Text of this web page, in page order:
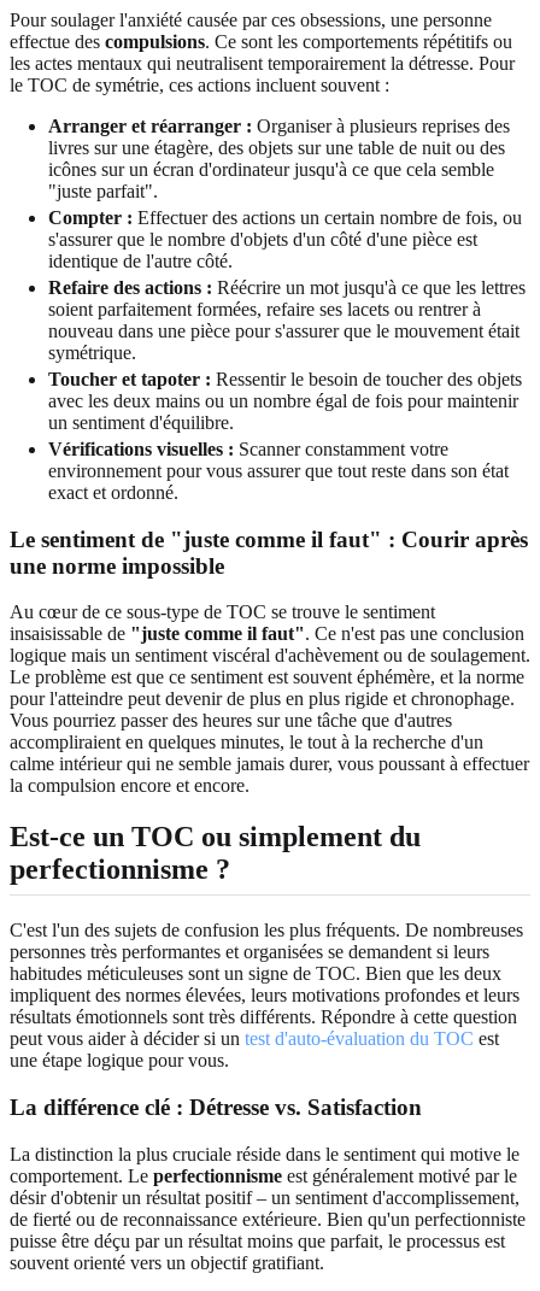
Pour soulager l'anxiété causée par ces obsessions, une personne
effectue des compulsions. Ce sont les comportements répétitifs ou
les actes mentaux qui neutralisent temporairement la détresse. Pour
le TOC de symétrie, ces actions incluent souvent :
Arranger et réarranger : Organiser à plusieurs reprises des
livres sur une étagère, des objets sur une table de nuit ou des
icônes sur un écran d'ordinateur jusqu'à ce que cela semble
"juste parfait".
Compter : Effectuer des actions un certain nombre de fois, ou
s'assurer que le nombre d'objets d'un côté d'une pièce est
identique de l'autre côté.
Refaire des actions : Réécrire un mot jusqu'à ce que les lettres
soient parfaitement formées, refaire ses lacets ou rentrer à
nouveau dans une pièce pour s'assurer que le mouvement était
symétrique.
Toucher et tapoter : Ressentir le besoin de toucher des objets
avec les deux mains ou un nombre égal de fois pour maintenir
un sentiment d'équilibre.
Vérifications visuelles : Scanner constamment votre
environnement pour vous assurer que tout reste dans son état
exact et ordonné.
Le sentiment de "juste comme il faut" : Courir après
une norme impossible
Au cœur de ce sous-type de TOC se trouve le sentiment
insaisissable de "juste comme il faut". Ce n'est pas une conclusion
logique mais un sentiment viscéral d'achèvement ou de soulagement.
Le problème est que ce sentiment est souvent éphémère, et la norme
pour l'atteindre peut devenir de plus en plus rigide et chronophage.
Vous pourriez passer des heures sur une tâche que d'autres
accompliraient en quelques minutes, le tout à la recherche d'un
calme intérieur qui ne semble jamais durer, vous poussant à effectuer
la compulsion encore et encore.
Est-ce un TOC ou simplement du
perfectionnisme ?
C'est l'un des sujets de confusion les plus fréquents. De nombreuses
personnes très performantes et organisées se demandent si leurs
habitudes méticuleuses sont un signe de TOC. Bien que les deux
impliquent des normes élevées, leurs motivations profondes et leurs
résultats émotionnels sont très différents. Répondre à cette question
peut vous aider à décider si un test d'auto-évaluation du TOC est
une étape logique pour vous.
La différence clé : Détresse vs. Satisfaction
La distinction la plus cruciale réside dans le sentiment qui motive le
comportement. Le perfectionnisme est généralement motivé par le
désir d'obtenir un résultat positif – un sentiment d'accomplissement,
de fierté ou de reconnaissance extérieure. Bien qu'un perfectionniste
puisse être déçu par un résultat moins que parfait, le processus est
souvent orienté vers un objectif gratifiant.